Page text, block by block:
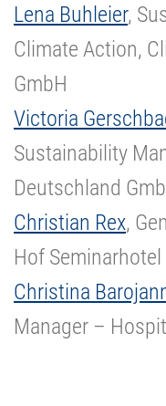
Lena Buhleier,
Climate Action,
GmbH
Victoria
Sustainability
Deutschland
Christian Rex,
Hof Seminarhotel
Christina
Manager –